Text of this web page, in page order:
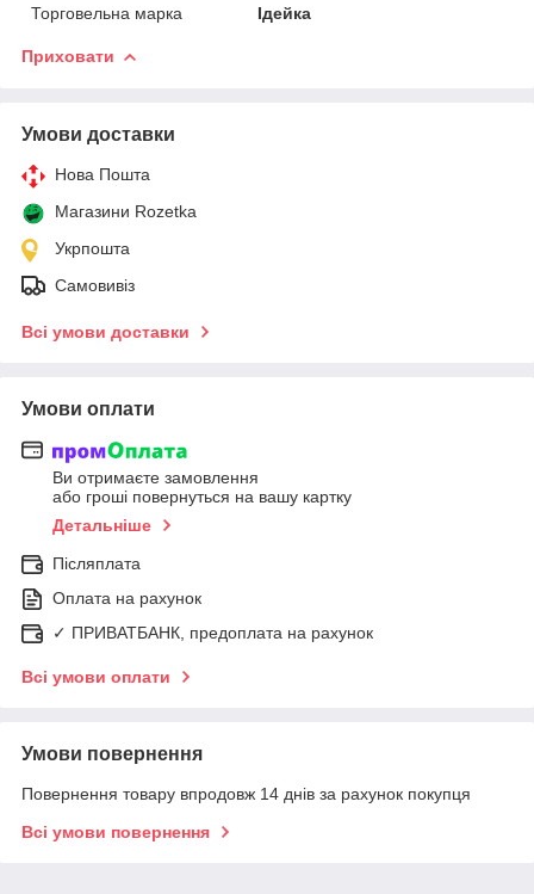
Торговельна марка
Ідейка
Приховати
Умови доставки
Нова Пошта
Магазини Rozetka
Укрпошта
Самовивіз
Всі умови доставки
Умови оплати
Ви отримаєте замовлення
або гроші повернуться на вашу картку
Детальніше
Післяплата
Оплата на рахунок
✓ ПРИВАТБАНК, предоплата на рахунок
Всі умови оплати
Умови повернення
Повернення товару впродовж 14 днів за рахунок покупця
Всі умови повернення